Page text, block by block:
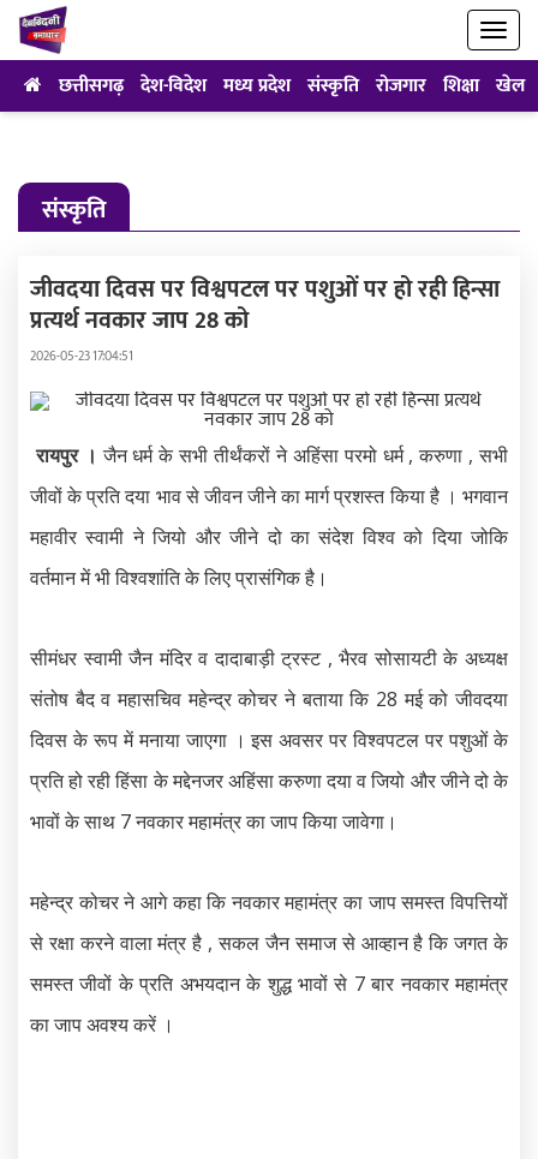
छत्तीसगढ़ देश-विदेश मध्य प्रदेश संस्कृति रोजगार शिक्षा खेल
संस्कृति
जीवदया दिवस पर विश्वपटल पर पशुओं पर हो रही हिन्सा
प्रत्यर्थ नवकार जाप 28 को
2026-05-23 17:04:51
रायपुर ।जैन धर्म के सभी तीर्थंकरों ने अहिंसा परमो धर्म , करुणा , सभी
जीवों के प्रति दया भाव से जीवन जीने का मार्ग प्रशस्त किया है । भगवान
महावीर स्वामी ने जियो और जीने दो का संदेश विश्व को दिया जोकि
वर्तमान में भी विश्वशांति के लिए प्रासंगिक है।
सीमंधर स्वामी जैन मंदिर व दादाबाड़ी ट्रस्ट , भैरव सोसायटी के अध्यक्ष
संतोष बैद व महासचिव महेन्द्र कोचर ने बताया कि 28 मई को जीवदया
दिवस के रूप में मनाया जाएगा । इस अवसर पर विश्वपटल पर पशुओं के
प्रति हो रही हिंसा के मद्देनजर अहिंसा करुणा दया व जियो और जीने दो के
भावों के साथ 7 नवकार महामंत्र का जाप किया जावेगा।
महेन्द्र कोचर ने आगे कहा कि नवकार महामंत्र का जाप समस्त विपत्तियों
से रक्षा करने वाला मंत्र है , सकल जैन समाज से आव्हान है कि जगत के
समस्त जीवों के प्रति अभयदान के शुद्ध भावों से 7 बार नवकार महामंत्र
का जाप अवश्य करें ।